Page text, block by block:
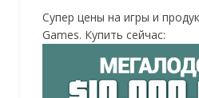
Супер цены на игры и
Games. Купить сейчас: